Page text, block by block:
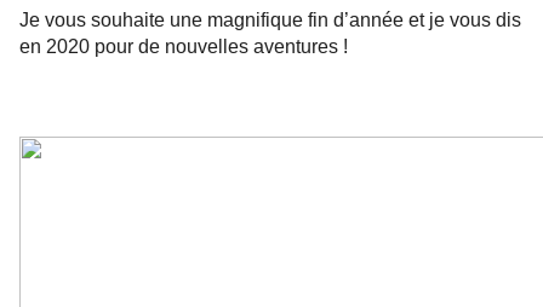
Je vous souhaite une magnifique fin d’année et je vous dis
en 2020 pour de nouvelles aventures !